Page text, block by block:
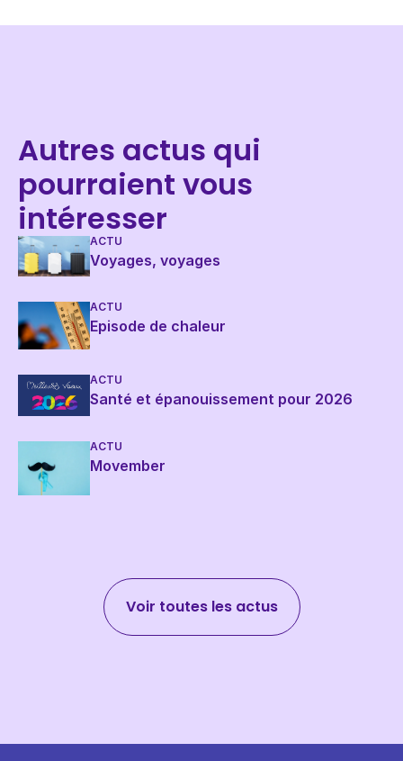
Autres actus qui
pourraient vous
intéresser
ACTU
Voyages, voyages
ACTU
Episode de chaleur
ACTU
Santé et épanouissement pour 2026
ACTU
Movember
Voir toutes les actus